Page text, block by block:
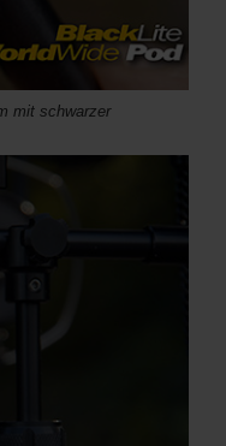
mit schwarzer